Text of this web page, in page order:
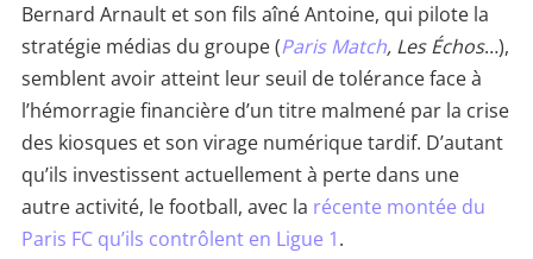
Bernard Arnault et son fils aîné Antoine, qui pilote la
stratégie médias du groupe (Paris Match, Les Échos…),
semblent avoir atteint leur seuil de tolérance face à
l’hémorragie financière d’un titre malmené par la crise
des kiosques et son virage numérique tardif. D’autant
qu’ils investissent actuellement à perte dans une
autre activité, le football, avec la récente montée du
Paris FC qu’ils contrôlent en Ligue 1.